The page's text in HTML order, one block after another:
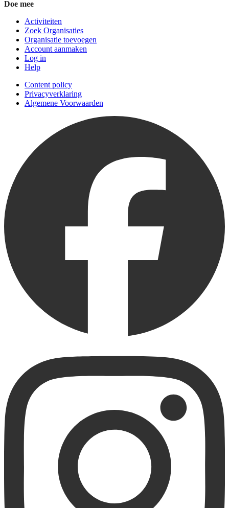
Doe mee
Activiteiten
Zoek Organisaties
Organisatie toevoegen
Account aanmaken
Log in
Help
Content policy
Privacyverklaring
Algemene Voorwaarden